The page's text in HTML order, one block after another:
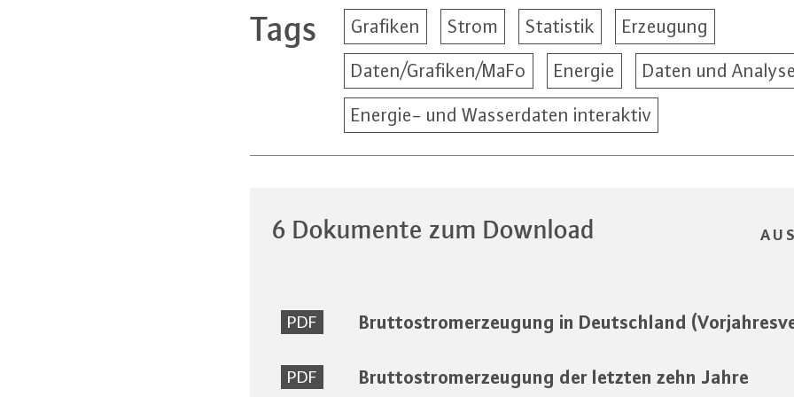
Tags Grafiken Strom Statistik
Erzeugung
Daten/Grafiken/MaFo
Energie
Daten und
Energie- und Wasserdaten interaktiv
6 Dokumente zum Download
PDF Bruttostromerzeugung in Deutschland
PDF Bruttostromerzeugung der letzten zehn Jahre